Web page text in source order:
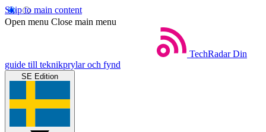
Skip to main content
Open menu Close main menu
TechRadar Din
guide till teknikprylar och fynd
SE Edition